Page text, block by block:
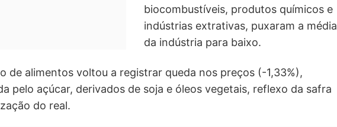
biocombustíveis, produtos químicos e
indústrias extrativas, puxaram a média
da indústria para baixo.
de alimentos voltou a registrar queda nos preços (-1,33%),
pelo açúcar, derivados de soja e óleos vegetais, reflexo da safra
do real.